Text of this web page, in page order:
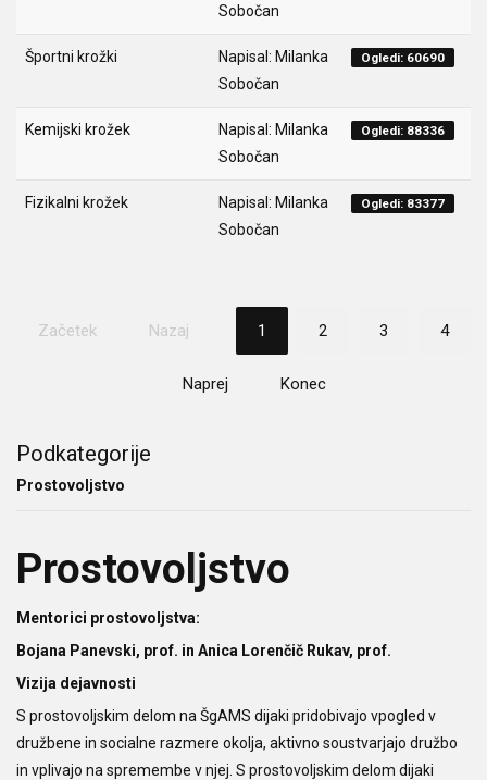
Sobočan
Športni krožki
Napisal: Milanka
Sobočan
Ogledi: 60690
Kemijski krožek
Napisal: Milanka
Sobočan
Ogledi: 88336
Fizikalni krožek
Napisal: Milanka
Sobočan
Ogledi: 83377
Začetek Nazaj 1 2 3 4
Naprej Konec
Podkategorije
Prostovoljstvo
Prostovoljstvo
Mentorici prostovoljstva:
Bojana Panevski, prof. in Anica Lorenčič Rukav, prof.
Vizija dejavnosti
S prostovoljskim delom na ŠgAMS dijaki pridobivajo vpogled v
družbene in socialne razmere okolja, aktivno soustvarjajo družbo
in vplivajo na spremembe v njej. S prostovoljskim delom dijaki